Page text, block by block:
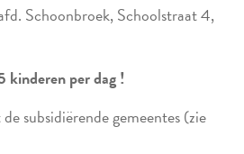
Schoolstraat 4,
kinderen per dag !
subsidiërende gemeentes (zie